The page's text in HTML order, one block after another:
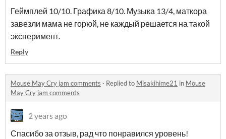
Геймплей 10/10. Графика 8/10. Музыка 13/4, маткора
завезли мама не горюй, не каждый решается на такой
эксперимент.
Reply
Mouse May Cry jam comments · Replied to Misakihime21 in Mouse
May Cry jam comments
2 years ago
Спасибо за отзыв, рад что понравился уровень!